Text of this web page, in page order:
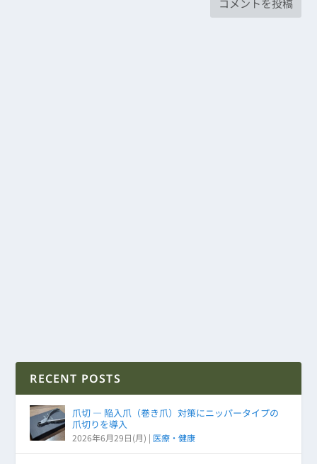
RECENT POSTS
爪切 ― 陥入爪（巻き爪）対策にニッパータイプの
爪切りを導入
2026年6月29日(月) | 医療・健康